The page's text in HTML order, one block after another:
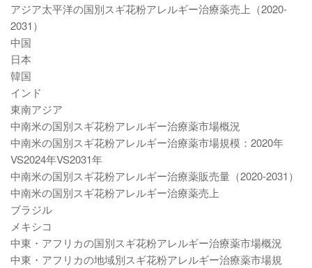
アジア太平洋の国別スギ花粉アレルギー治療薬売上（2020-
2031）
中国
日本
韓国
インド
東南アジア
中南米の国別スギ花粉アレルギー治療薬市場概況
中南米の国別スギ花粉アレルギー治療薬市場規模：2020年
VS2024年VS2031年
中南米の国別スギ花粉アレルギー治療薬販売量（2020-2031）
中南米の国別スギ花粉アレルギー治療薬売上
ブラジル
メキシコ
中東・アフリカの国別スギ花粉アレルギー治療薬市場概況
中東・アフリカの地域別スギ花粉アレルギー治療薬市場規